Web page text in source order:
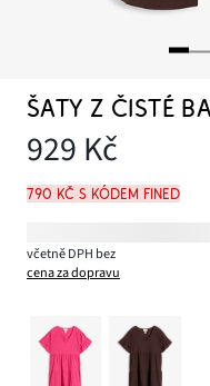
ŠATY Z ČISTÉ
929 Kč
790 Kč s kódem FINED
včetně DPH bez
cena za dopravu